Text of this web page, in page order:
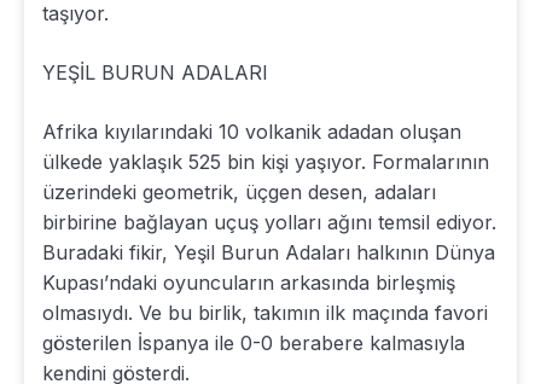
taşıyor.
YEŞİL BURUN ADALARI
Afrika kıyılarındaki 10 volkanik adadan oluşan
ülkede yaklaşık 525 bin kişi yaşıyor. Formalarının
üzerindeki geometrik, üçgen desen, adaları
birbirine bağlayan uçuş yolları ağını temsil ediyor.
Buradaki fikir, Yeşil Burun Adaları halkının Dünya
Kupası’ndaki oyuncuların arkasında birleşmiş
olmasıydı. Ve bu birlik, takımın ilk maçında favori
gösterilen İspanya ile 0-0 berabere kalmasıyla
kendini gösterdi.